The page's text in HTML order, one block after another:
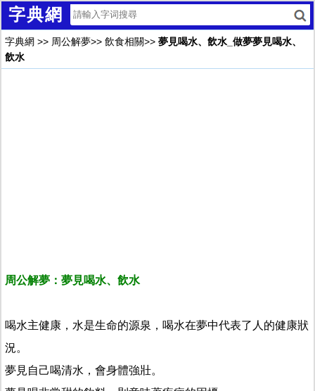
字典網
字典網 >> 周公解夢>> 飲食相關>> 夢見喝水、飲水_做夢夢見喝水、
飲水
周公解夢：夢見喝水、飲水
喝水主健康，水是生命的源泉，喝水在夢中代表了人的健康狀
況。
夢見自己喝清水，會身體強壯。